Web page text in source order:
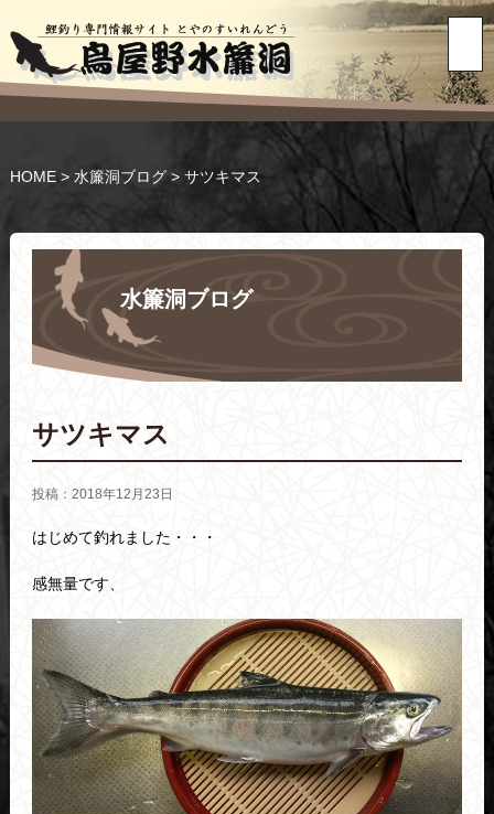
HOME> 水簾洞ブログ> サツキマス
水簾洞ブログ
サツキマス
投稿：2018年12月23日
はじめて釣れました・・・
感無量です、